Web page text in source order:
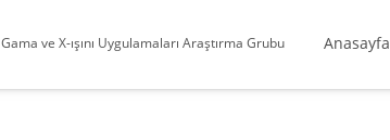
Gama ve X-ışını Uygulamaları Araştırma Grubu Anasayfa